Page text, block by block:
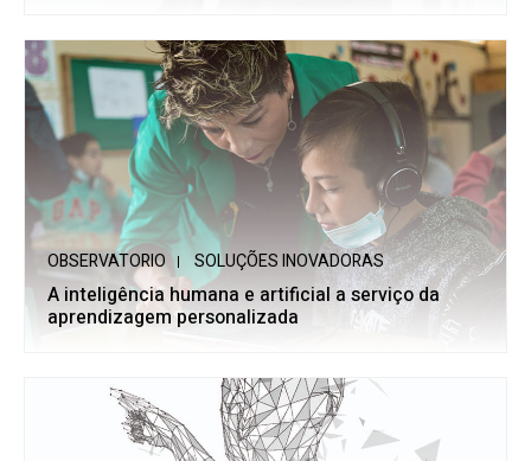
OBSERVATORIO SOLUÇÕES INOVADORAS
A inteligência humana e artificial a serviço da
aprendizagem personalizada